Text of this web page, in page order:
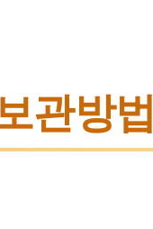
관방법